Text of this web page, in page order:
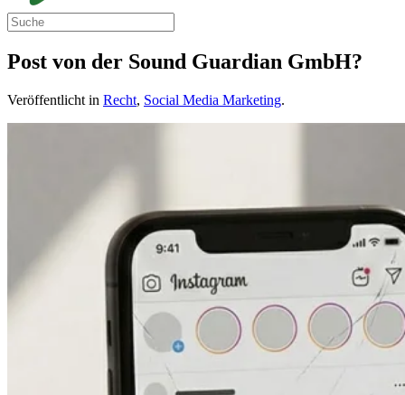
Post von der Sound Guardian GmbH?
Veröffentlicht in Recht, Social Media Marketing.